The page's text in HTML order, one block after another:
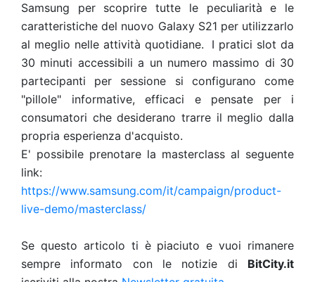
Samsung per scoprire tutte le peculiarità e le
caratteristiche del nuovo Galaxy S21 per utilizzarlo
al meglio nelle attività quotidiane. I pratici slot da
30 minuti accessibili a un numero massimo di 30
partecipanti per sessione si configurano come
"pillole" informative, efficaci e pensate per i
consumatori che desiderano trarre il meglio dalla
propria esperienza d'acquisto.
E' possibile prenotare la masterclass al seguente
link:
https://www.samsung.com/it/campaign/product-
live-demo/masterclass/
Se questo articolo ti è piaciuto e vuoi rimanere
sempre informato con le notizie di BitCity.it